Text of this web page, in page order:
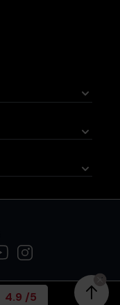
Średnia ocena
4.9 /5